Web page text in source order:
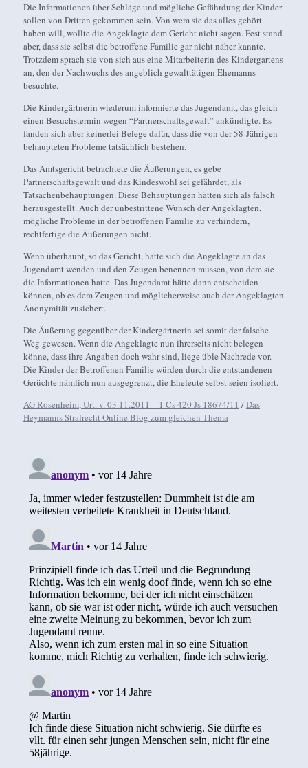
Die Informationen über Schläge und mögliche Gefährdung der Kinder
sollen von Dritten gekommen sein. Von wem sie das alles gehört
haben will, wollte die Angeklagte dem Gericht nicht sagen. Fest stand
aber, dass sie selbst die betroffene Familie gar nicht näher kannte.
Trotzdem sprach sie von sich aus eine Mitarbeiterin des Kindergartens
an, den der Nachwuchs des angeblich gewalttätigen Ehemanns
besuchte.
Die Kindergärtnerin wiederum informierte das Jugendamt, das gleich
einen Besuchstermin wegen “Partnerschaftsgewalt” ankündigte. Es
fanden sich aber keinerlei Belege dafür, dass die von der 58-Jährigen
behaupteten Probleme tatsächlich bestehen.
Das Amtsgericht betrachtete die Äußerungen, es gebe
Partnerschaftsgewalt und das Kindeswohl sei gefährdet, als
Tatsachenbehauptungen. Diese Behauptungen hätten sich als falsch
herausgestellt. Auch der unbestrittene Wunsch der Angeklagten,
mögliche Probleme in der betroffenen Familie zu verhindern,
rechtfertige die Äußerungen nicht.
Wenn überhaupt, so das Gericht, hätte sich die Angeklagte an das
Jugendamt wenden und den Zeugen benennen müssen, von dem sie
die Informationen hatte. Das Jugendamt hätte dann entscheiden
können, ob es dem Zeugen und möglicherweise auch der Angeklagten
Anonymität zusichert.
Die Äußerung gegenüber der Kindergärtnerin sei somit der falsche
Weg gewesen. Wenn die Angeklagte nun ihrerseits nicht belegen
könne, dass ihre Angaben doch wahr sind, liege üble Nachrede vor.
Die Kinder der Betroffenen Familie würden durch die entstandenen
Gerüchte nämlich nun ausgegrenzt, die Eheleute selbst seien isoliert.
AG Rosenheim, Urt. v. 03.11.2011 – 1 Cs 420 Js 18674/11 /Das
Heymanns Strafrecht Online Blog zum gleichen Thema